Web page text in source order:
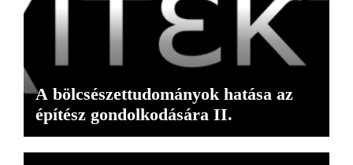
A bölcsészettudományok hatása az
építész gondolkodására II.